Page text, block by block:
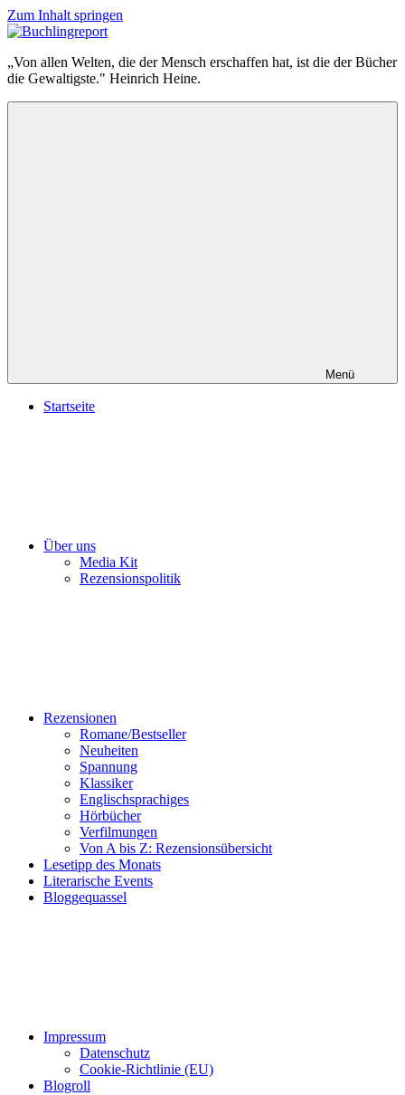
Zum Inhalt springen
Buchlingreport
„Von allen Welten, die der Mensch erschaffen hat, ist die der Bücher
die Gewaltigste." Heinrich Heine.
Menü
Startseite
Über uns
Media Kit
Rezensionspolitik
Rezensionen
Romane/Bestseller
Neuheiten
Spannung
Klassiker
Englischsprachiges
Hörbücher
Verfilmungen
Von A bis Z: Rezensionsübersicht
Lesetipp des Monats
Literarische Events
Bloggequassel
Impressum
Datenschutz
Cookie-Richtlinie (EU)
Blogroll